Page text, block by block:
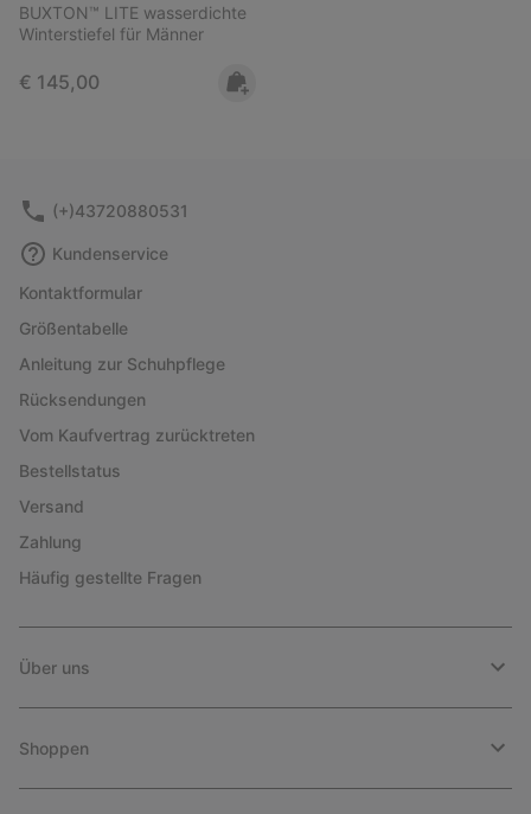
BUXTON™ LITE wasserdichte
Winterstiefel für Männer
Regular price:
€ 145,00
(+)43720880531
Kundenservice
Kontaktformular
Größentabelle
Anleitung zur Schuhpflege
Rücksendungen
Vom Kaufvertrag zurücktreten
Bestellstatus
Versand
Zahlung
Häufig gestellte Fragen
Über uns
Shoppen